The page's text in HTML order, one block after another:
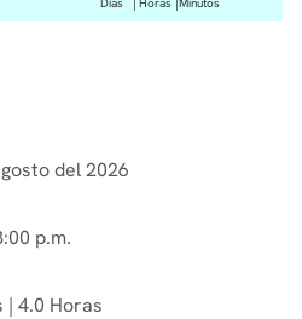
del 2026
p.m.
| 4.0 Horas